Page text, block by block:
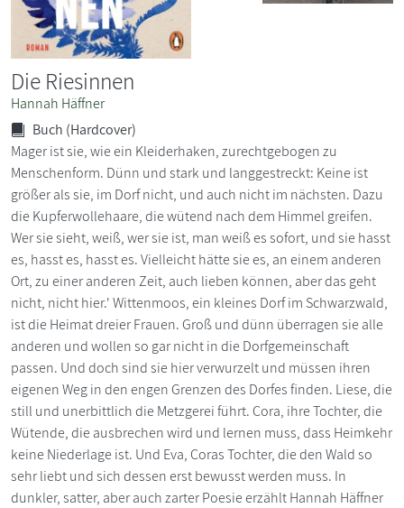
Die Riesinnen
Hannah Häffner
Buch (Hardcover)
Mager ist sie, wie ein Kleiderhaken, zurechtgebogen zu
Menschenform. Dünn und stark und langgestreckt: Keine ist
größer als sie, im Dorf nicht, und auch nicht im nächsten. Dazu
die Kupferwollehaare, die wütend nach dem Himmel greifen.
Wer sie sieht, weiß, wer sie ist, man weiß es sofort, und sie hasst
es, hasst es, hasst es. Vielleicht hätte sie es, an einem anderen
Ort, zu einer anderen Zeit, auch lieben können, aber das geht
nicht, nicht hier.' Wittenmoos, ein kleines Dorf im Schwarzwald,
ist die Heimat dreier Frauen. Groß und dünn überragen sie alle
anderen und wollen so gar nicht in die Dorfgemeinschaft
passen. Und doch sind sie hier verwurzelt und müssen ihren
eigenen Weg in den engen Grenzen des Dorfes finden. Liese, die
still und unerbittlich die Metzgerei führt. Cora, ihre Tochter, die
Wütende, die ausbrechen wird und lernen muss, dass Heimkehr
keine Niederlage ist. Und Eva, Coras Tochter, die den Wald so
sehr liebt und sich dessen erst bewusst werden muss. In
dunkler, satter, aber auch zarter Poesie erzählt Hannah Häffner